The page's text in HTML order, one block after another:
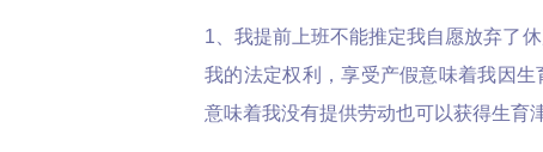
1、我提前上班不能推定我自愿放弃了
我的法定权利，享受产假意味着我因
意味着我没有提供劳动也可以获得生育